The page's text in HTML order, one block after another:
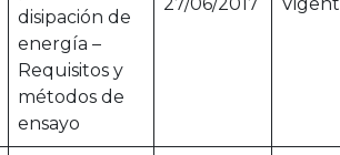
disipación de
energía –
Requisitos y
métodos de
ensayo